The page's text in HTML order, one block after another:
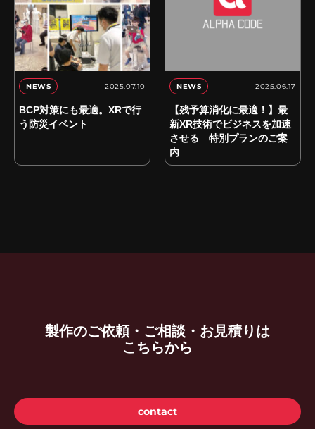
NEWS 2025.07.10
BCP対策にも最適。XRで行
う防災イベント
NEWS 2025.06.17
【残予算消化に最適！】最
新XR技術でビジネスを加速
させる 特別プランのご案
内
製作のご依頼・ご相談・お見積りは
こちらから
contact